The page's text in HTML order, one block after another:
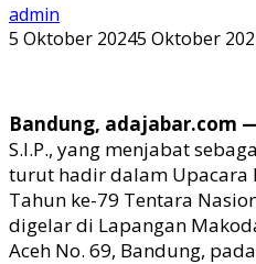
admin
5 Oktober 20245 Oktober
Bandung, adajabar.com
S.I.P., yang menjabat
turut hadir dalam Upacara
Tahun ke-79 Tentara
digelar di Lapangan
Aceh No. 69, Bandung,